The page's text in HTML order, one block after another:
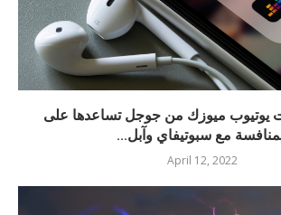
يوتيوب ميوزك من جوجل تساعدها على
مع سبوتيفاي وآبل...
April 12, 2022